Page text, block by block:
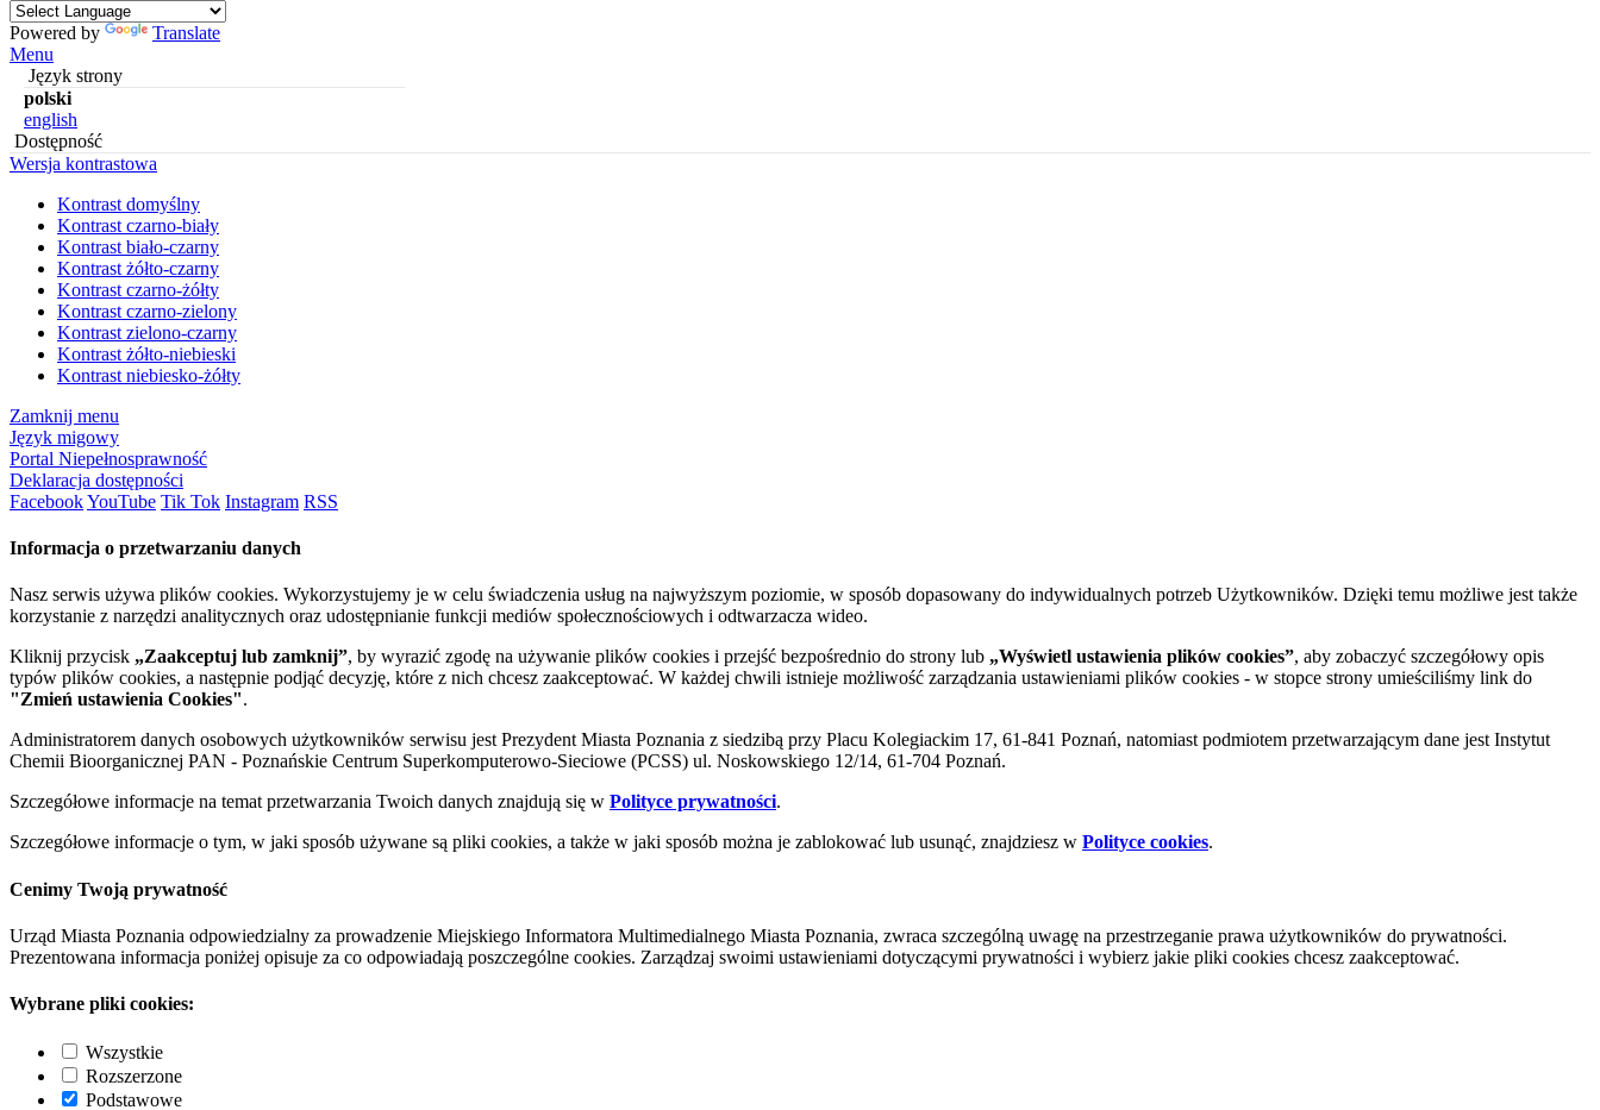
Powered by
Translate
Menu
Język strony
polski
english
Dostępność
Wersja kontrastowa
Kontrast domyślny
Kontrast czarno-biały
Kontrast biało-czarny
Kontrast żółto-czarny
Kontrast czarno-żółty
Kontrast czarno-zielony
Kontrast zielono-czarny
Kontrast żółto-niebieski
Kontrast niebiesko-żółty
Zamknij menu
Język migowy
Portal Niepełnosprawność
Deklaracja dostępności
FacebookYouTube Tik Tok Instagram RSS
Informacja o przetwarzaniu danych
Nasz serwis używa plików cookies. Wykorzystujemy je w celu świadczenia usług na najwyższym poziomie, w sposób dopasowany do indywidualnych potrzeb Użytkowników. Dzięki temu możliwe jest także
korzystanie z narzędzi analitycznych oraz udostępnianie funkcji mediów społecznościowych i odtwarzacza wideo.
Kliknij przycisk „Zaakceptuj lub zamknij”, by wyrazić zgodę na używanie plików cookies i przejść bezpośrednio do strony lub „Wyświetl ustawienia plików cookies”, aby zobaczyć szczegółowy opis
typów plików cookies, a następnie podjąć decyzję, które z nich chcesz zaakceptować. W każdej chwili istnieje możliwość zarządzania ustawieniami plików cookies - w stopce strony umieściliśmy link do
"Zmień ustawienia Cookies".
Administratorem danych osobowych użytkowników serwisu jest Prezydent Miasta Poznania z siedzibą przy Placu Kolegiackim 17, 61-841 Poznań, natomiast podmiotem przetwarzającym dane jest Instytut
Chemii Bioorganicznej PAN - Poznańskie Centrum Superkomputerowo-Sieciowe (PCSS) ul. Noskowskiego 12/14, 61-704 Poznań.
Szczegółowe informacje na temat przetwarzania Twoich danych znajdują się w Polityce prywatności.
Szczegółowe informacje o tym, w jaki sposób używane są pliki cookies, a także w jaki sposób można je zablokować lub usunąć, znajdziesz w Polityce cookies.
Cenimy Twoją prywatność
Urząd Miasta Poznania odpowiedzialny za prowadzenie Miejskiego Informatora Multimedialnego Miasta Poznania, zwraca szczególną uwagę na przestrzeganie prawa użytkowników do prywatności.
Prezentowana informacja poniżej opisuje za co odpowiadają poszczególne cookies. Zarządzaj swoimi ustawieniami dotyczącymi prywatności i wybierz jakie pliki cookies chcesz zaakceptować.
Wybrane pliki cookies:
Wszystkie
Rozszerzone
Podstawowe